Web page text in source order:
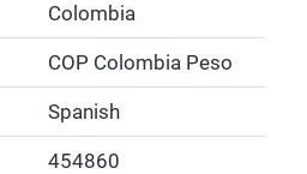
Colombia
COP Colombia Peso
Spanish
454860